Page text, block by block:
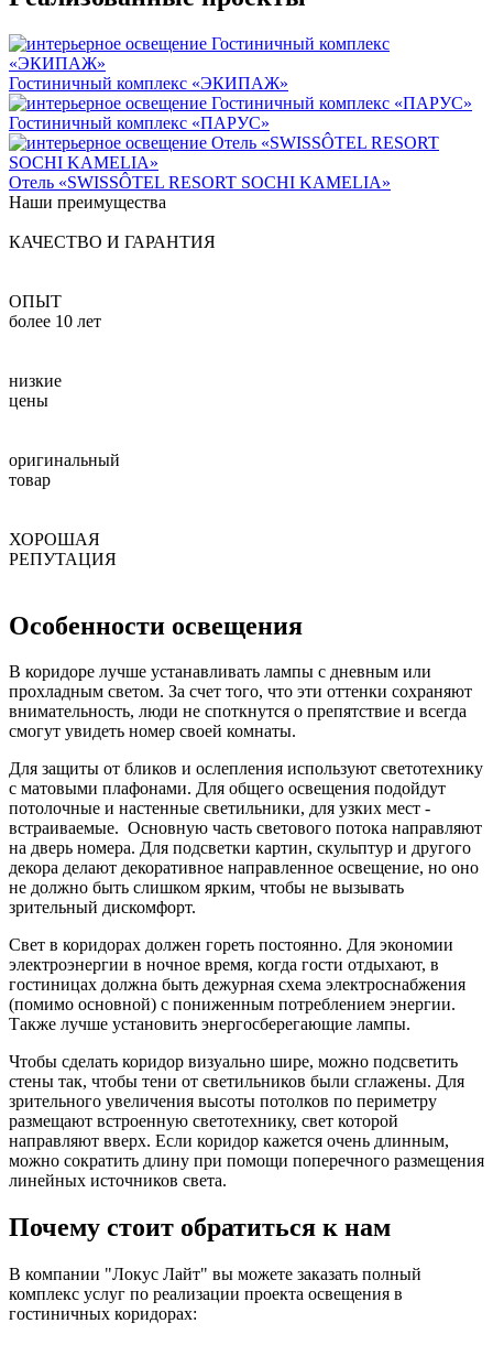
Гостиничный комплекс «ЭКИПАЖ»
Гостиничный комплекс «ПАРУС»
Отель «SWISSÔTEL RESORT SOCHI KAMELIA»
Наши преимущества
КАЧЕСТВО И ГАРАНТИЯ
ОПЫТ
более 10 лет
низкие
цены
оригинальный
товар
ХОРОШАЯ
РЕПУТАЦИЯ
Особенности освещения
В коридоре лучше устанавливать лампы с дневным или
прохладным светом. За счет того, что эти оттенки сохраняют
внимательность, люди не споткнутся о препятствие и всегда
смогут увидеть номер своей комнаты.
Для защиты от бликов и ослепления используют светотехнику
с матовыми плафонами. Для общего освещения подойдут
потолочные и настенные светильники, для узких мест -
встраиваемые. Основную часть светового потока направляют
на дверь номера. Для подсветки картин, скульптур и другого
декора делают декоративное направленное освещение, но оно
не должно быть слишком ярким, чтобы не вызывать
зрительный дискомфорт.
Свет в коридорах должен гореть постоянно. Для экономии
электроэнергии в ночное время, когда гости отдыхают, в
гостиницах должна быть дежурная схема электроснабжения
(помимо основной) с пониженным потреблением энергии.
Также лучше установить энергосберегающие лампы.
Чтобы сделать коридор визуально шире, можно подсветить
стены так, чтобы тени от светильников были сглажены. Для
зрительного увеличения высоты потолков по периметру
размещают встроенную светотехнику, свет которой
направляют вверх. Если коридор кажется очень длинным,
можно сократить длину при помощи поперечного размещения
линейных источников света.
Почему стоит обратиться к нам
В компании "Локус Лайт" вы можете заказать полный
комплекс услуг по реализации проекта освещения в
гостиничных коридорах: